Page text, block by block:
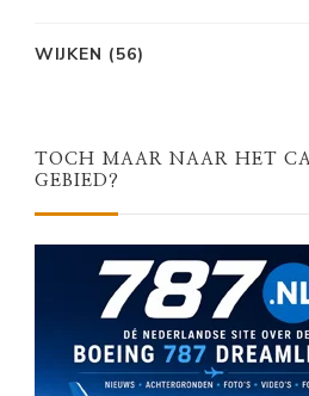
WIJKEN (56)
TOCH MAAR NAAR HET
GEBIED?